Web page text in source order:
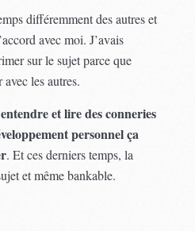
différemment des autres et
avec moi. J’avais
sur le sujet parce que
les autres.
entendre et lire des conneries
personnel ça
. Et ces derniers temps, la
et même bankable.